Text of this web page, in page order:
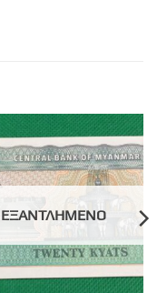
ΕΞΑΝΤΛΗΜΈΝΟ